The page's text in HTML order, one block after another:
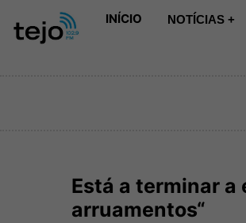
INÍCIO NOTÍCIAS +
Está a terminar a
arruamentos“